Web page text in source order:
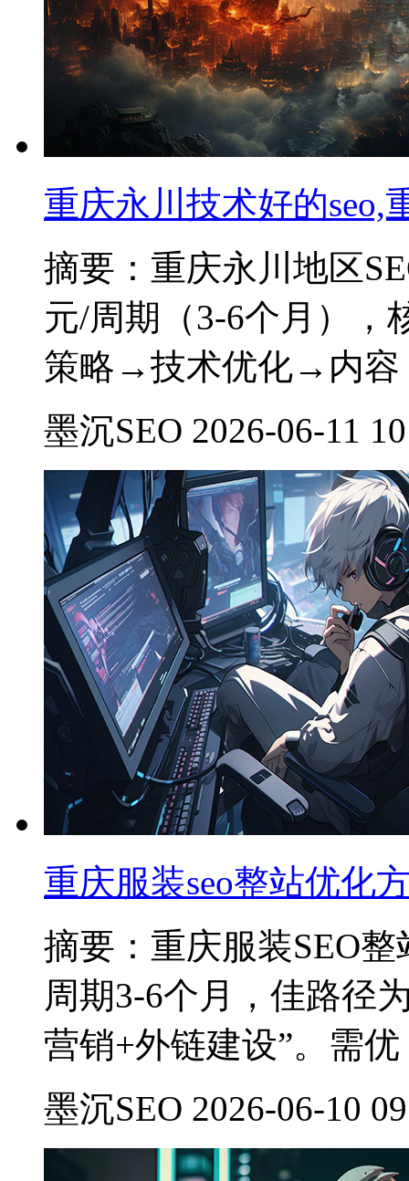
重庆永川技术好的seo,
摘要：重庆永川地区
元/周期（3-6个月）
策略→技术优化→内容
墨沉SEO 2026-06-11
重庆服装seo整站优化
摘要：重庆服装SEO
周期3-6个月，佳路径
营销+外链建设”。需优
墨沉SEO 2026-06-10